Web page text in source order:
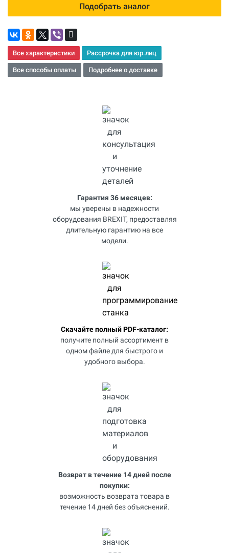
Подобрать аналог
Все характеристики Рассрочка для юр.лиц
Все способы оплаты Подробнее о доставке
Гарантия 36 месяцев:
мы уверены в надежности
оборудования BREXIT, предоставляя
длительную гарантию на все
модели.
Скачайте полный PDF-каталог:
получите полный ассортимент в
одном файле для быстрого и
удобного выбора.
Возврат в течение 14 дней после
покупки:
возможность возврата товара в
течение 14 дней без объяснений.